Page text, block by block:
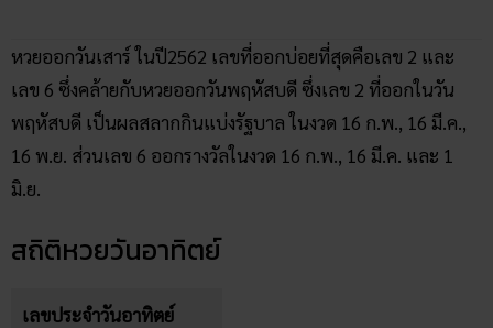
หวยออกวันเสาร์ ในปี2562 เลขที่ออกบ่อยที่สุดคือเลข 2 และ
เลข 6 ซึ่งคล้ายกับหวยออกวันพฤหัสบดี ซึ่งเลข 2 ที่ออกในวัน
พฤหัสบดี เป็นผลสลากกินแบ่งรัฐบาล ในงวด 16 ก.พ., 16 มี.ค.,
16 พ.ย. ส่วนเลข 6 ออกรางวัลในงวด 16 ก.พ., 16 มี.ค. และ 1
มิ.ย.
สถิติหวยวันอาทิตย์
เลขประจำวันอาทิตย์